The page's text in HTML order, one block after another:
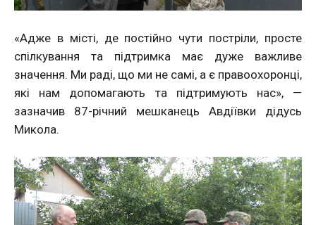
«Адже в місті, де постійно чути постріли, просте
спілкування та підтримка має дуже важливе
значення. Ми раді, що ми не самі, а є правоохоронці,
які нам допомагають та підтримують нас», —
зазначив 87-річний мешканець Авдіївки дідусь
Микола.